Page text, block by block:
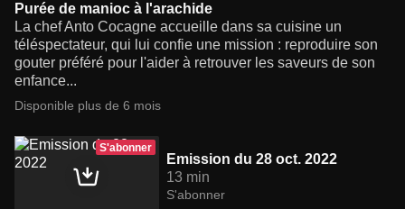
Purée de manioc à l'arachide
La chef Anto Cocagne accueille dans sa cuisine un
téléspectateur, qui lui confie une mission : reproduire son
gouter préféré pour l'aider à retrouver les saveurs de son
enfance...
Disponible plus de 6 mois
S'abonner
Emission du 28 oct. 2022
13 min
S'abonner